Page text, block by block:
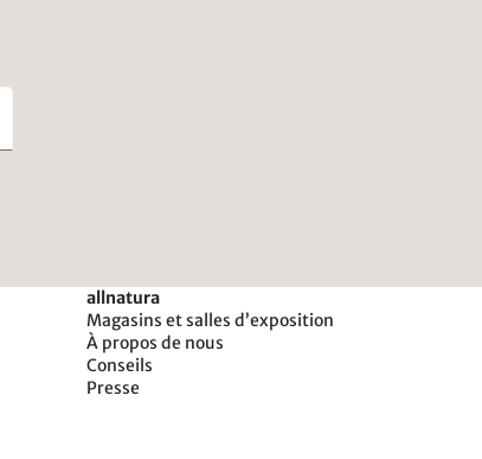
allnatura
Magasins et salles d’exposition
À propos de nous
Conseils
Presse